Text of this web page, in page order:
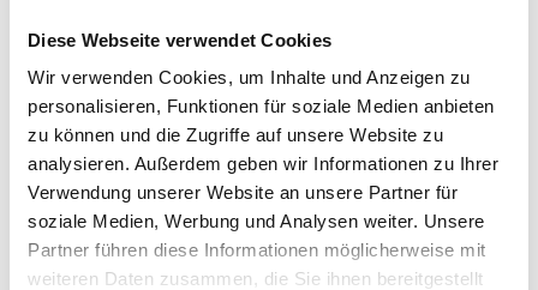
Diese Webseite verwendet Cookies
Wir verwenden Cookies, um Inhalte und Anzeigen zu
personalisieren, Funktionen für soziale Medien anbieten
zu können und die Zugriffe auf unsere Website zu
analysieren. Außerdem geben wir Informationen zu Ihrer
Verwendung unserer Website an unsere Partner für
soziale Medien, Werbung und Analysen weiter. Unsere
Partner führen diese Informationen möglicherweise mit
weiteren Daten zusammen, die Sie ihnen bereitgestellt
Ergebnisse:
Prüfungen
Datum Prüfung Disziplin